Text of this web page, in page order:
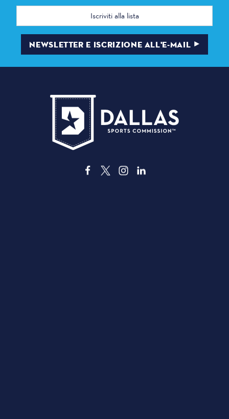
Indirizzo
mail
NEWSLETTER E ISCRIZIONE ALL'E-MAIL